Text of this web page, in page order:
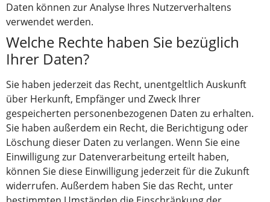
Daten können zur Analyse Ihres Nutzerverhaltens
verwendet werden.
Welche Rechte haben Sie bezüglich
Ihrer Daten?
Sie haben jederzeit das Recht, unentgeltlich Auskunft
über Herkunft, Empfänger und Zweck Ihrer
gespeicherten personenbezogenen Daten zu erhalten.
Sie haben außerdem ein Recht, die Berichtigung oder
Löschung dieser Daten zu verlangen. Wenn Sie eine
Einwilligung zur Datenverarbeitung erteilt haben,
können Sie diese Einwilligung jederzeit für die Zukunft
widerrufen. Außerdem haben Sie das Recht, unter